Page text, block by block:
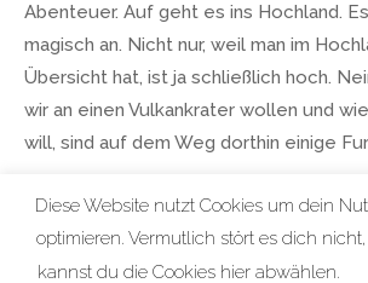
Abenteuer. Auf geht es ins Hochland.
magisch an. Nicht nur, weil man im
Übersicht hat, ist ja schließlich hoch.
wir an einen Vulkankrater wollen und
will, sind auf dem Weg dorthin einige
Diese Website nutzt Cookies um dein
optimieren. Vermutlich stört es dich
kannst du die Cookies hier abwählen.